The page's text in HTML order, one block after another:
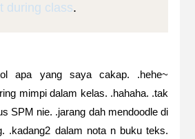
during class.
apa yang saya cakap. .hehe~
mimpi dalam kelas. .hahaha. .tak
SPM nie. .jarang dah mendoodle di
.kadang2 dalam nota n buku teks.